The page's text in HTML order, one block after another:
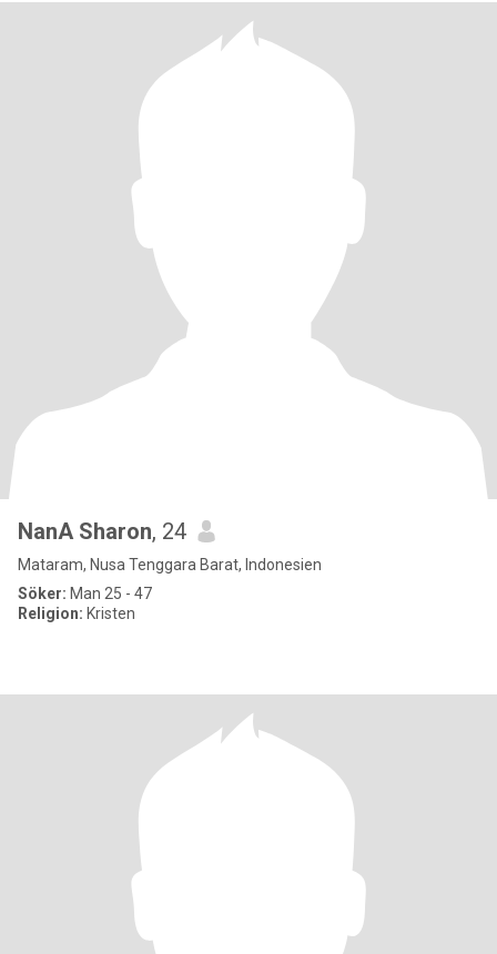
NanA Sharon, 24
Mataram, Nusa Tenggara Barat, Indonesien
Söker: Man 25 - 47
Religion: Kristen